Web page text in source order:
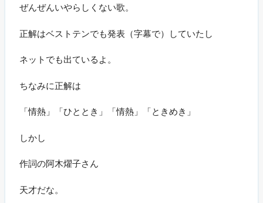
ぜんぜんいやらしくない歌。
正解はベストテンでも発表（字幕で）していたし
ネットでも出ているよ。
ちなみに正解は
「情熱」「ひととき」「情熱」「ときめき」
しかし
作詞の阿木燿子さん
天才だな。